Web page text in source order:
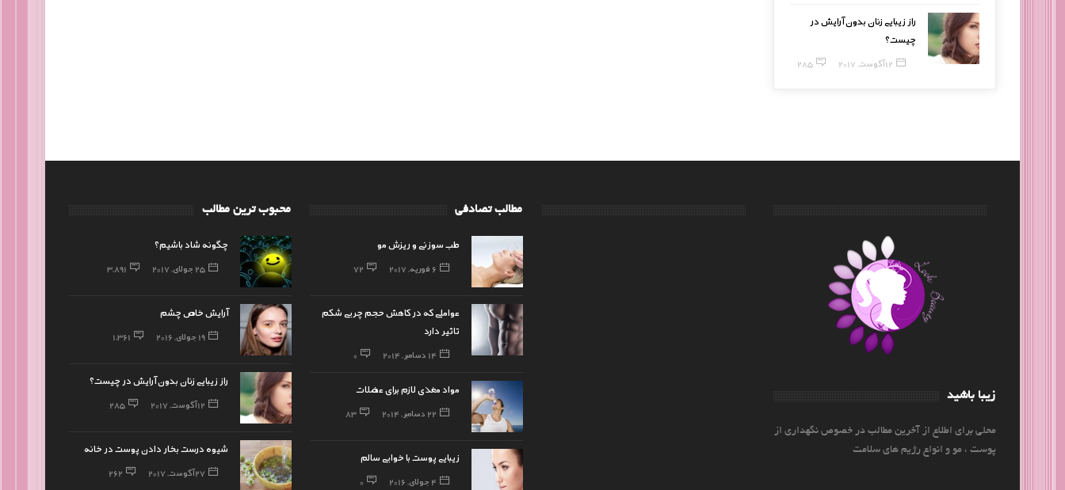
راز زیبایی زنان بدون آرایش در
چیست؟
12 آگوست, 2017 285
محبوب ترین مطالب
چگونه شاد باشیم؟
25 جولای, 2017 3,891
آرایش خاص چشم
19 جولای, 2016 1,361
راز زیبایی زنان بدون آرایش در چیست؟
12 آگوست, 2017 285
شیوه درست بخار دادن پوست در خانه
27 آگوست, 2017 262
مطالب تصادفی
طب سوزنی و ریزش مو
6 فوریه, 2017 72
عواملی که در کاهش حجم چربی شکم
تاثیر دارد
14 دسامبر, 2014 0
مواد مغذی لازم برای عضلات
22 دسامبر, 2014 83
زیبایی پوست با خوابی سالم
4 جولای, 2016 0
زیبا باشید
محلی برای اطلاع از آخرین مطالب در خصوص نگهداری از
پوست ، مو و انواع رژیم های سلامت